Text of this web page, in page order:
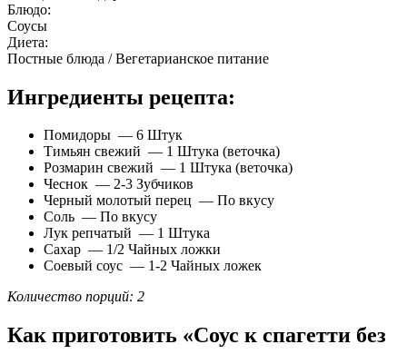
Блюдо:
Соусы
Диета:
Постные блюда / Вегетарианское питание
Ингредиенты рецепта:
Помидоры — 6 Штук
Тимьян свежий — 1 Штука (веточка)
Розмарин свежий — 1 Штука (веточка)
Чеснок — 2-3 Зубчиков
Черный молотый перец — По вкусу
Соль — По вкусу
Лук репчатый — 1 Штука
Сахар — 1/2 Чайных ложки
Соевый соус — 1-2 Чайных ложек
Количество порций: 2
Как приготовить «Соус к спагетти без